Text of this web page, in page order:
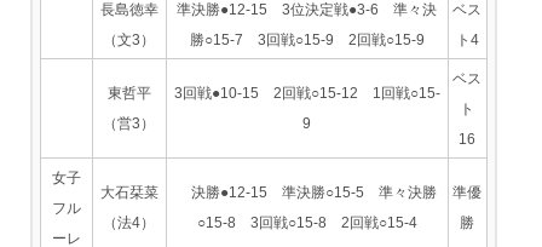
長島徳幸
（文3）
準決勝●12-15 3位決定戦●3-6 準々決
勝○15-7 3回戦○15-9 2回戦○15-9
ベス
ト4
東哲平
（営3）
3回戦●10-15 2回戦○15-12 1回戦○15-
9
ベス
ト
16
女子
フル
ーレ
大石栞菜
（法4）
決勝●12-15 準決勝○15-5 準々決勝
○15-8 3回戦○15-8 2回戦○15-4
準優
勝